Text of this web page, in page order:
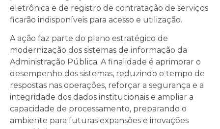
eletrônica e de registro de contratação de serviços
ficarão indisponíveis para acesso e utilização.
A ação faz parte do plano estratégico de
modernização dos sistemas de informação da
Administração Pública. A finalidade é aprimorar o
desempenho dos sistemas, reduzindo o tempo de
respostas nas operações, reforçar a segurança e a
integridade dos dados institucionais e ampliar a
capacidade de processamento, preparando o
ambiente para futuras expansões e inovações